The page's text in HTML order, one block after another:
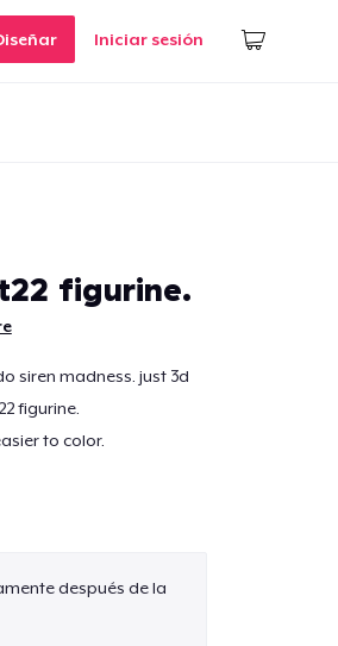
Iniciar sesión
figurine.
siren madness. just 3d
figurine.
to color.
después de la